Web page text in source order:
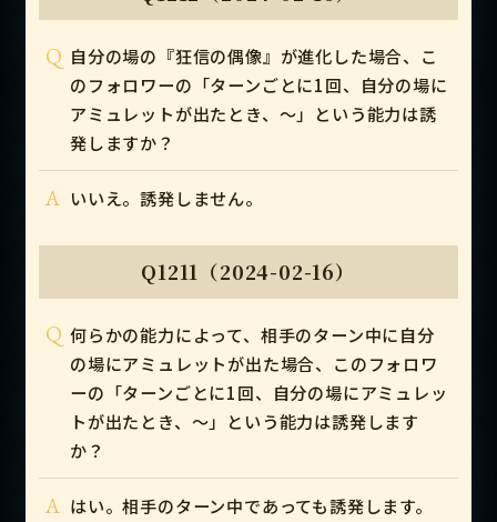
Q 自分の場の『狂信の偶像』が進化した場合、こ
のフォロワーの「ターンごとに1回、自分の場に
アミュレットが出たとき、～」という能力は誘
発しますか？
A いいえ。誘発しません。
Q1211（2024-02-16）
Q 何らかの能力によって、相手のターン中に自分
の場にアミュレットが出た場合、このフォロワ
ーの「ターンごとに1回、自分の場にアミュレッ
トが出たとき、～」という能力は誘発します
か？
A はい。相手のターン中であっても誘発します。